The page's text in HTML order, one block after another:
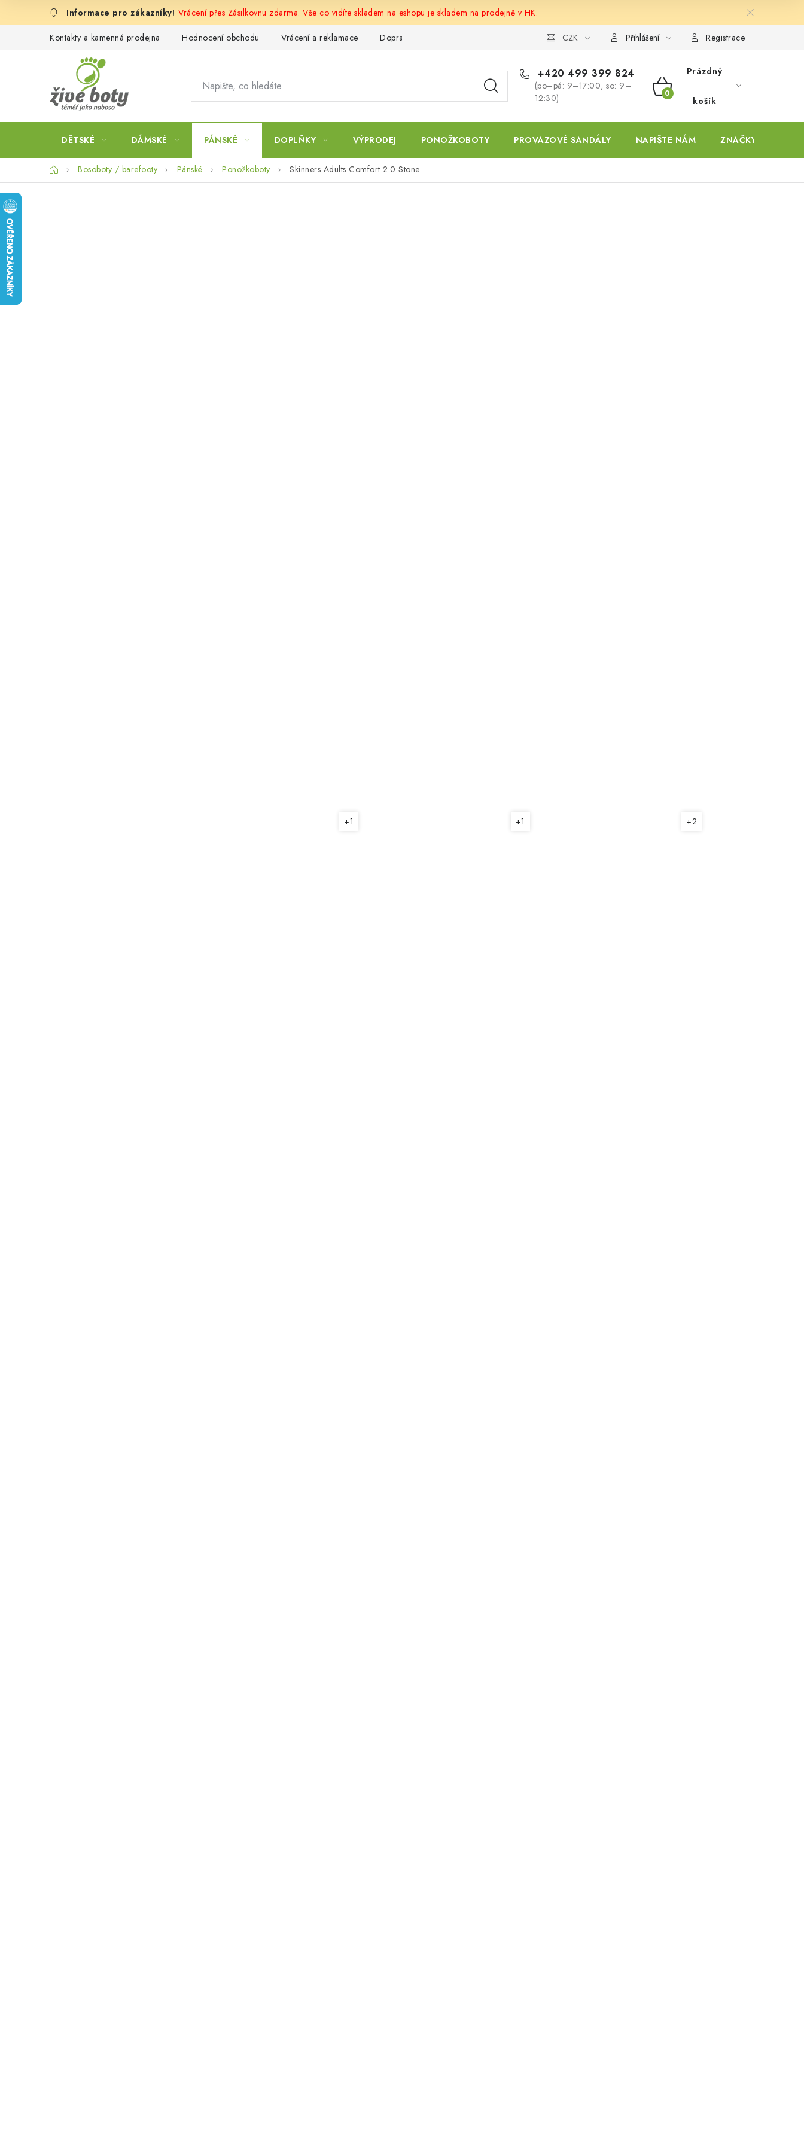
Vrácení přes Zásilkovnu zdarma. Vše co vidíte skladem na eshopu je skladem na prodejně v HK.
Kontakty a kamenná prodejna Hodnocení obchodu Vrácení a reklamace Doprava a platba CZK Přihlášení Registrace
+420 499 399 824
(po–pá: 9–17:00, so: 9–
12:30)
NÁKUPNÍ
KOŠÍK
Prázdný
košík
DĚTSKÉ DÁMSKÉ PÁNSKÉ DOPLŇKY VÝPRODEJ PONOŽKOBOTY PROVAZOVÉ SANDÁLY NAPIŠTE NÁM ZNAČKY
DomůBosoboty / barefooty Pánské Ponožkoboty Skinners Adults Comfort 2.0 Stone